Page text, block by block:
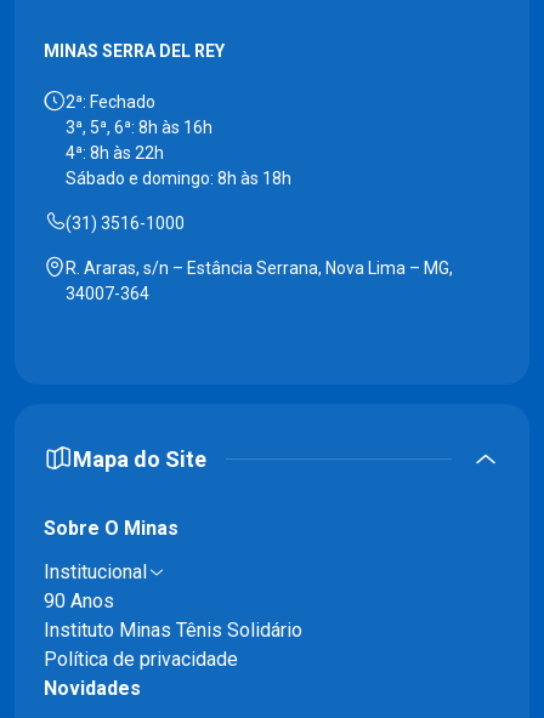
MINAS SERRA DEL REY
2ª: Fechado
3ª, 5ª, 6ª: 8h às 16h
4ª: 8h às 22h
Sábado e domingo: 8h às 18h
(31) 3516-1000
R. Araras, s/n – Estância Serrana, Nova Lima – MG,
34007-364
Mapa do Site
Sobre O Minas
Institucional
90 Anos
Instituto Minas Tênis Solidário
Política de privacidade
Novidades